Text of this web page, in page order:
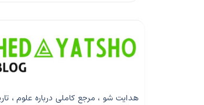
هدایت شو ، مرجع کاملی درباره علوم ،